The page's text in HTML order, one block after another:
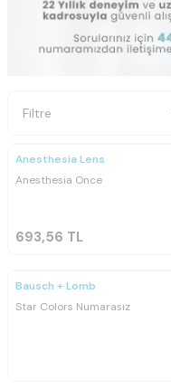
Filtre
Anesthesia Lens
Anesthesia Once
693,56 TL
Bausch + Lomb
Star Colors Numarasız